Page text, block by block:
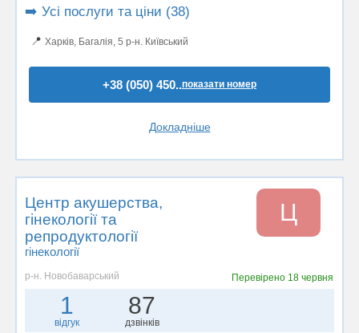
➡️ Усі послуги та ціни (38)
📍 Харків, Багалія, 5 р-н. Київський
+38 (050) 450..показати номер
Докладніше
Центр акушерства,
гінекології та
репродуктології
гінекології
Ц
р-н. Новобаварський Перевірено 18 червня
1
відгук
87
дзвінків